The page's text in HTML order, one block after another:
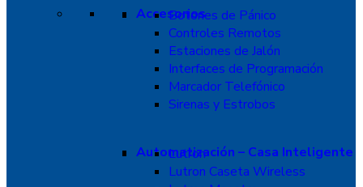
Accesorios
Botones de Pánico
Controles Remotos
Estaciones de Jalón
Interfaces de Programación
Marcador Telefónico
Sirenas y Estrobos
Automatización – Casa Inteligente
Lutron
Lutron Caseta Wireless